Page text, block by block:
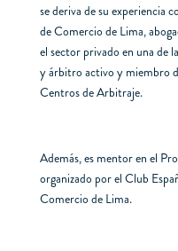
se deriva de su experiencia
de Comercio de Lima,
el sector privado en una de
y árbitro activo y miembro
Centros de Arbitraje.
Además, es mentor en el
organizado por el Club
Comercio de Lima.